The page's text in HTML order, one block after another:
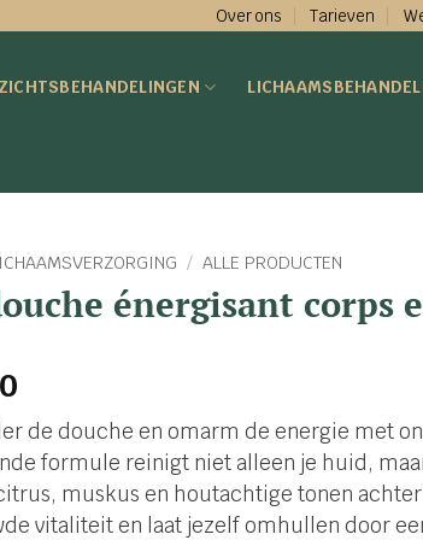
Over ons Tarieven
/ ALLE PRODUCTEN
énergisant corps
de douche en omarm de energie met
formule reinigt niet alleen je huid,
muskus en houtachtige tonen
vitaliteit en laat jezelf omhullen door